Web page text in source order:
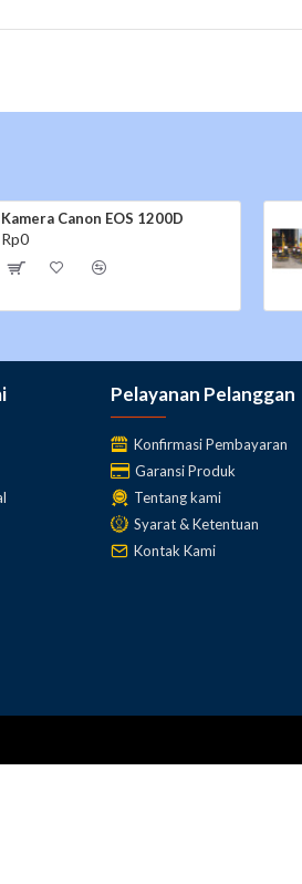
Kamera Canon EOS 1200D
Rp0
Pelayanan Pelanggan
Konfirmasi Pembayaran
Garansi Produk
Tentang kami
Syarat & Ketentuan
Kontak Kami